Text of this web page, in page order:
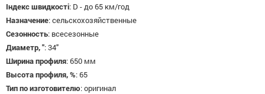
Індекс швидкості: D - до 65 км/год
Назначение:сельскохозяйственные
Сезонность: всесезонные
Диаметр, ":34"
Ширина профиля:650 мм
Высота профиля, %:65
Тип по изготовителю:оригинал